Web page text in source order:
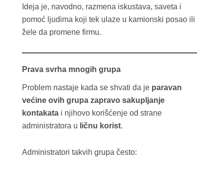
Ideja je, navodno, razmena iskustava, saveta i
pomoć ljudima koji tek ulaze u kamionski posao ili
žele da promene firmu.
Prava svrha mnogih grupa
Problem nastaje kada se shvati da je paravan
većine ovih grupa zapravo sakupljanje
kontakata i njihovo korišćenje od strane
administratora u ličnu korist.
Administratori takvih grupa često: